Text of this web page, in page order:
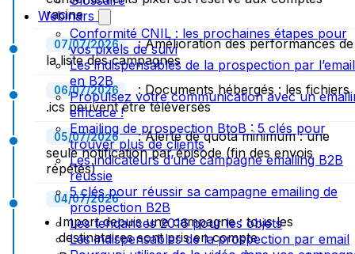
Webinars
Conformité CNIL : les prochaines étapes pour
vos pixels de suivi
Les indispensables de la prospection par l’email
en B2B
Propulsez votre communication avec un
efficace !
Emailing de prospection BtoB : 5 clés pour
trouver plus de clients
Les indicateurs d’une campagne emailing B2B
réussie
5 clés pour réussir sa campagne emailing de
prospection B2B
Les tendances 2016 pour les objets
Les indispensables de la prospection par email
racine
07/07/2026
: Amélioration des performances de
la liste des campagnes
06/07/2026
: Documents hébergés : les fichiers
.ics peuvent être téléversés
05/07/2026
: Alerte de quota minimum : une
seule notification par épisode (fin des envois
répétés)
04/07/2026
Import depuis une campagne : tous les
destinataires sont pris en compte